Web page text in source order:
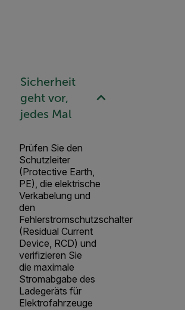
Sicherheit
geht vor,
jedes Mal
Prüfen Sie den
Schutzleiter
(Protective Earth,
PE), die elektrische
Verkabelung und
den
Fehlerstromschutzschalter
(Residual Current
Device, RCD) und
verifizieren Sie
die maximale
Stromabgabe des
Ladegeräts für
Elektrofahrzeuge